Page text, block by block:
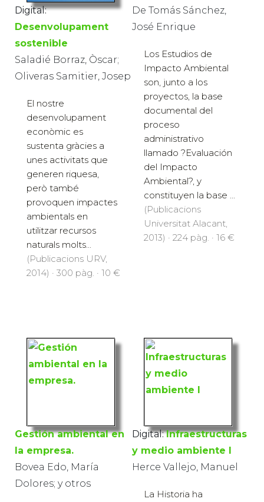
Digital:
Desenvolupament
sostenible
Saladié Borraz, Òscar;
Oliveras Samitier, Josep
El nostre
desenvolupament
econòmic es
sustenta gràcies a
unes activitats que
generen riquesa,
però també
provoquen impactes
ambientals en
utilitzar recursos
naturals molts...
(Publicacions URV,
2014) · 300 pàg. · 10 €
De Tomás Sánchez,
José Enrique
Los Estudios de
Impacto Ambiental
son, junto a los
proyectos, la base
documental del
proceso
administrativo
llamado ?Evaluación
del Impacto
Ambiental?, y
constituyen la base ...
(Publicacions
Universitat Alacant,
2013) · 224 pàg. · 16 €
Gestión ambiental en
la empresa.
Bovea Edo, María
Dolores; y otros
Digital: Infraestructuras
y medio ambiente I
Herce Vallejo, Manuel
La Historia ha